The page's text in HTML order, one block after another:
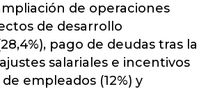
de operaciones
de desarrollo
pago de deudas tras la
ajustes salariales e incentivos
empleados (12%) y